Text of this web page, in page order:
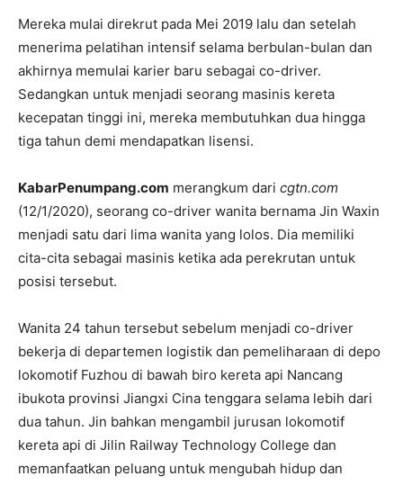
Mereka mulai direkrut pada Mei 2019 lalu dan setelah
menerima pelatihan intensif selama berbulan-bulan dan
akhirnya memulai karier baru sebagai co-driver.
Sedangkan untuk menjadi seorang masinis kereta
kecepatan tinggi ini, mereka membutuhkan dua hingga
tiga tahun demi mendapatkan lisensi.
KabarPenumpang.com merangkum dari cgtn.com
(12/1/2020), seorang co-driver wanita bernama Jin Waxin
menjadi satu dari lima wanita yang lolos. Dia memiliki
cita-cita sebagai masinis ketika ada perekrutan untuk
posisi tersebut.
Wanita 24 tahun tersebut sebelum menjadi co-driver
bekerja di departemen logistik dan pemeliharaan di depo
lokomotif Fuzhou di bawah biro kereta api Nancang
ibukota provinsi Jiangxi Cina tenggara selama lebih dari
dua tahun. Jin bahkan mengambil jurusan lokomotif
kereta api di Jilin Railway Technology College dan
memanfaatkan peluang untuk mengubah hidup dan